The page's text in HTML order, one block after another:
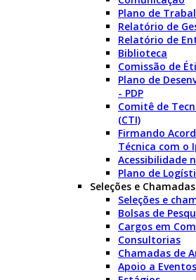
Plano de
Relatório de
Relatório de
Biblioteca
Comissão de
Plano de
- PDP
Comitê de
(CTI)
Firmando
Técnica com o
Acessibilidade
Plano de
Seleções e
Seleções e
Bolsas de
Cargos em
Consultorias
Chamadas de
Apoio a Eventos